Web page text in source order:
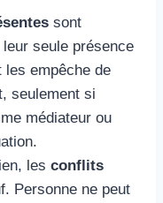
sont
seule présence
les empêche de
seulement si
médiateur ou
les conflits
Personne ne peut